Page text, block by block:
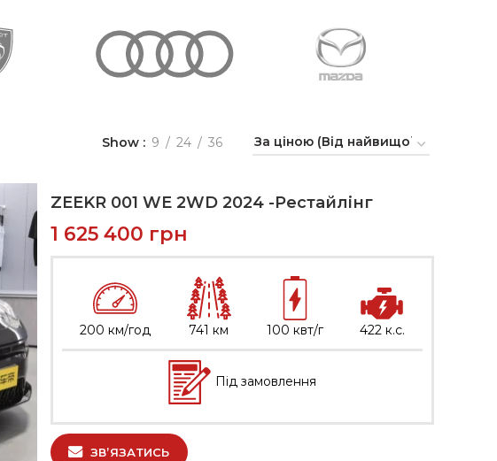
Show 9 24 36
ZEEKR 001 WE 2WD 2024 -Рестайлінг
1 625 400 грн
200 км/год 741 км 100 квт/г 422 к.с.
Під замовлення
ЗВ’ЯЗАТИСЬ